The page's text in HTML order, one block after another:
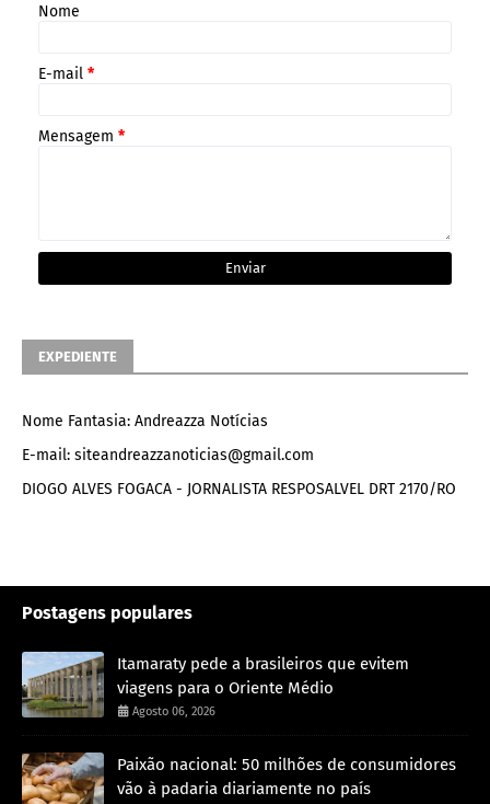
Nome
E-mail *
Mensagem *
EXPEDIENTE
Nome Fantasia: Andreazza Notícias
E-mail: siteandreazzanoticias@gmail.com
DIOGO ALVES FOGACA - JORNALISTA RESPOSALVEL DRT 2170/RO
Postagens populares
Itamaraty pede a brasileiros que evitem
viagens para o Oriente Médio
Agosto 06, 2026
Paixão nacional: 50 milhões de consumidores
vão à padaria diariamente no país